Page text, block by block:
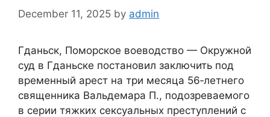
December 11, 2025 by admin
Гданьск, Поморское воеводство — Окружной
суд в Гданьске постановил заключить под
временный арест на три месяца 56‑летнего
священника Вальдемара П., подозреваемого
в серии тяжких сексуальных преступлений с